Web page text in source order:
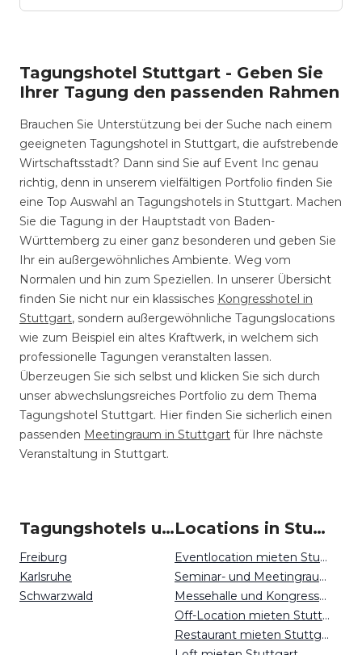
Tagungshotel Stuttgart - Geben Sie
Ihrer Tagung den passenden Rahmen
Brauchen Sie Unterstützung bei der Suche nach einem
geeigneten Tagungshotel in Stuttgart, die aufstrebende
Wirtschaftsstadt? Dann sind Sie auf Event Inc genau
richtig, denn in unserem vielfältigen Portfolio finden Sie
eine Top Auswahl an Tagungshotels in Stuttgart. Machen
Sie die Tagung in der Hauptstadt von Baden-
Württemberg zu einer ganz besonderen und geben Sie
Ihr ein außergewöhnliches Ambiente. Weg vom
Normalen und hin zum Speziellen. In unserer Übersicht
finden Sie nicht nur ein klassisches Kongresshotel in
Stuttgart, sondern außergewöhnliche Tagungslocations
wie zum Beispiel ein altes Kraftwerk, in welchem sich
professionelle Tagungen veranstalten lassen.
Überzeugen Sie sich selbst und klicken Sie sich durch
unser abwechslungsreiches Portfolio zu dem Thema
Tagungshotel Stuttgart. Hier finden Sie sicherlich einen
passenden Meetingraum in Stuttgart für Ihre nächste
Veranstaltung in Stuttgart.
Tagungshotels um Stuttgart
Freiburg
Karlsruhe
Schwarzwald
Locations in Stuttgart mieten
Eventlocation mieten Stuttgart
Seminar- und Meetingraum mieten Stuttgart
Messehalle und Kongresszentrum mieten Stuttgart
Off-Location mieten Stuttgart
Restaurant mieten Stuttgart